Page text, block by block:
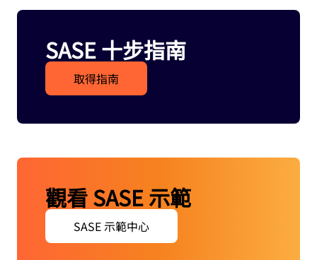
SASE 十步指南
取得指南
觀看 SASE 示範
SASE 示範中心